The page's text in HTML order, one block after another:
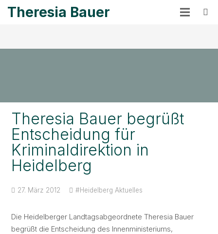
Theresia Bauer
Theresia Bauer begrüßt
Entscheidung für
Kriminaldirektion in
Heidelberg
27. März 2012 #Heidelberg Aktuelles
Die Heidelberger Landtagsabgeordnete Theresia Bauer
begrüßt die Entscheidung des Innenministeriums,